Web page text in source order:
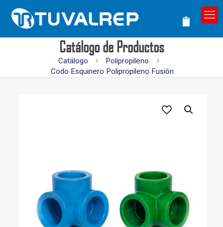
Catálogo de Productos
Catálogo
Polipropileno
Codo Esquinero Polipropileno Fusión